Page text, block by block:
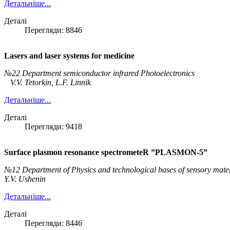
Детальніше...
Деталі
Перегляди: 8846
Lasers and laser systems for medicine
№22 Department semiconductor infrared Photoelectronics
V.V. Tetorkіn, L.F. Linnik
Детальніше...
Деталі
Перегляди: 9418
Surface plasmon resonance spectrometeR ”PLASMON-5”
№12 Department of Physics and technological bases of sensory
Y.V. Ushenin
Детальніше...
Деталі
Перегляди: 8446